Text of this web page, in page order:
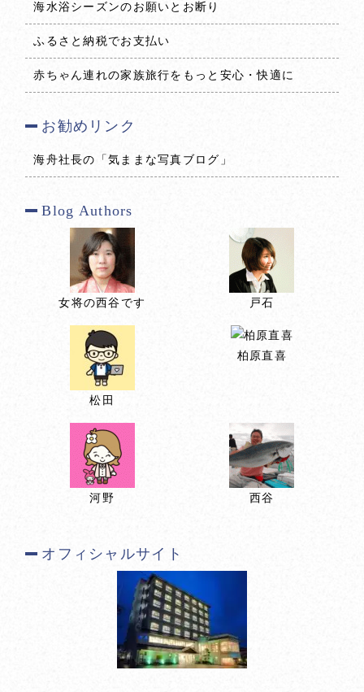
海水浴シーズンのお願いとお断り
ふるさと納税でお支払い
赤ちゃん連れの家族旅行をもっと安心・快適に
お勧めリンク
海舟社長の「気ままな写真ブログ」
Blog Authors
女将の西谷です 戸石
松田
柏原直喜
河野 西谷
オフィシャルサイト